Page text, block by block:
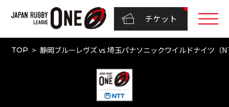
チケット
TOP 静岡ブルーレヴズ vs 埼玉パナソニックワイルドナイツ